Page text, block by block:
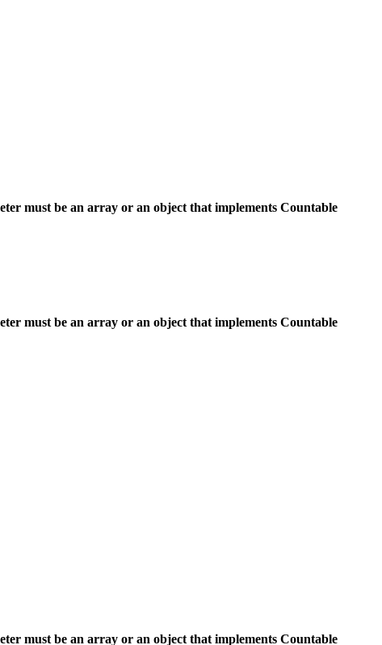
must be an array or an object that implements Countable
must be an array or an object that implements Countable
must be an array or an object that implements Countable